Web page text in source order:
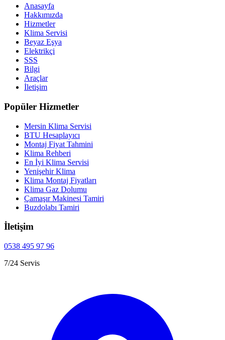
Anasayfa
Hakkımızda
Hizmetler
Klima Servisi
Beyaz Eşya
Elektrikçi
SSS
Bilgi
Araçlar
İletişim
Popüler Hizmetler
Mersin Klima Servisi
BTU Hesaplayıcı
Montaj Fiyat Tahmini
Klima Rehberi
En İyi Klima Servisi
Yenişehir Klima
Klima Montaj Fiyatları
Klima Gaz Dolumu
Çamaşır Makinesi Tamiri
Buzdolabı Tamiri
İletişim
0538 495 97 96
7/24 Servis